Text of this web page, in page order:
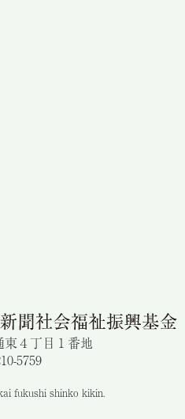
東４丁目１番地
5759
fukushi shinko kikin.